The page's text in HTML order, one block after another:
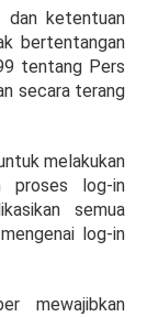
dan ketentuan
bertentangan
tentang Pers
secara terang
melakukan
proses log-in
semua
log-in
mewajibkan